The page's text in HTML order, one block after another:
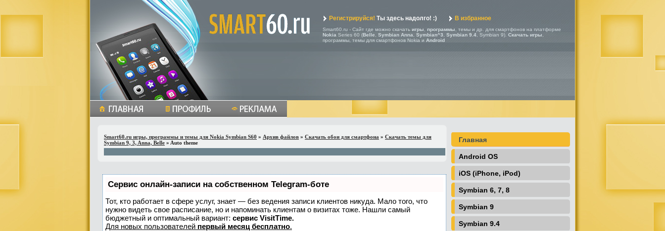
Регистрируйся! Ты здесь надолго! :) В избранное
Smart60.ru - Сайт где можно скачать игры программы , темы и др. для смартфонов на платформе
Nokia Series 60 (Belle Symbian Anna Symbian^3 Symbian 9.4 , Symbian 9). Скачать игры
программы, темы для смартфонов Nokia и Android
Smart60.ru игры, программы и темы для Nokia Symbian S60 » Архив файлов » Скачать обои для смартфона » Скачать темы для
Symbian 9, 3, Anna, Belle » Auto theme
Сервис онлайн-записи на собственном Telegram-боте
Тот, кто работает в сфере услуг, знает — без ведения записи клиентов никуда. Мало того, что
нужно видеть свое расписание, но и напоминать клиентам о визитах тоже. Нашли самый
бюджетный и оптимальный вариант: сервис VisitTime.
Для новых пользователей первый месяц бесплатно.
Главная
Android OS
iOS (iPhone, iPod)
Symbian 6, 7, 8
Symbian 9
Symbian 9.4